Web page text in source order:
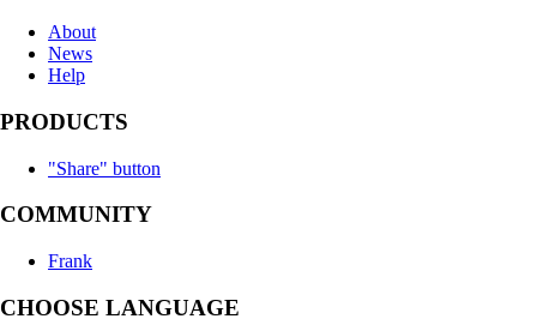
About
News
Help
PRODUCTS
"Share" button
COMMUNITY
Frank
CHOOSE LANGUAGE